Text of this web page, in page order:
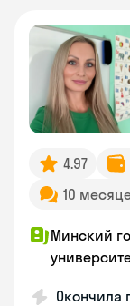
4.97
10
Минский
Окончила